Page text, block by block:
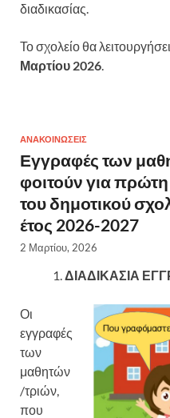
διαδικασίας.
Το σχολείο θα
Μαρτίου 2026.
ΑΝΑΚΟΙΝΏΣΕΙΣ
Εγγραφές των
φοιτούν για
του δημοτικού
έτος 2026-2027
2 Μαρτίου, 2026
ΔΙΑΔΙΚΑΣΙΑ
Οι
εγγραφές
των
μαθητών
/τριών,
που